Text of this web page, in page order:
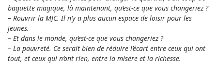
baguette magique, là maintenant, qu’est-ce que vous changeriez ?
– Rouvrir la MJC. Il n’y a plus aucun espace de loisir pour les
jeunes.
– Et dans le monde, qu’est-ce que vous changeriez ?
– La pauvreté. Ce serait bien de réduire l’écart entre ceux qui ont
tout, et ceux qui n’ont rien, entre la misère et la richesse.